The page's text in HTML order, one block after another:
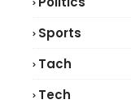
Sports
Tach
Tech